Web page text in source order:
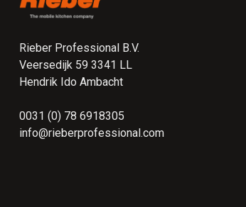
Rieber Professional B.V.
Veersedijk 59 3341 LL
Hendrik Ido Ambacht
0031 (0) 78 6918305
info@rieberprofessional.com